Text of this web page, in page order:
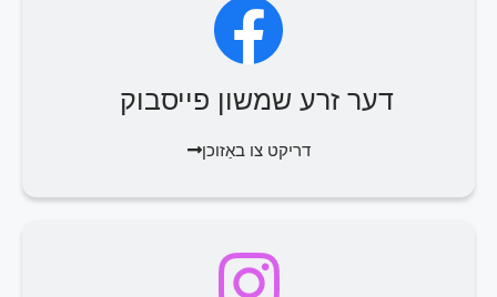
דער זרע שמשון פייסבוק
דריקט צו באַזוכן